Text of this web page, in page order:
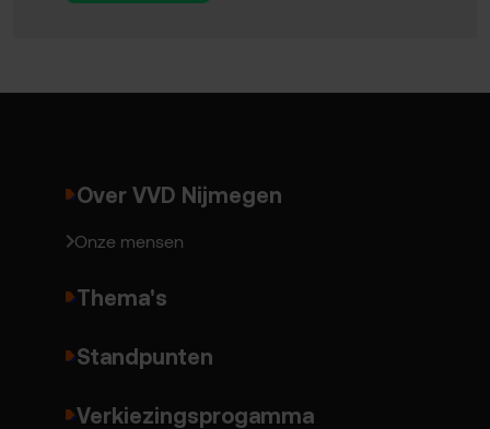
Over VVD Nijmegen
Onze mensen
Thema's
Standpunten
Verkiezingsprogamma